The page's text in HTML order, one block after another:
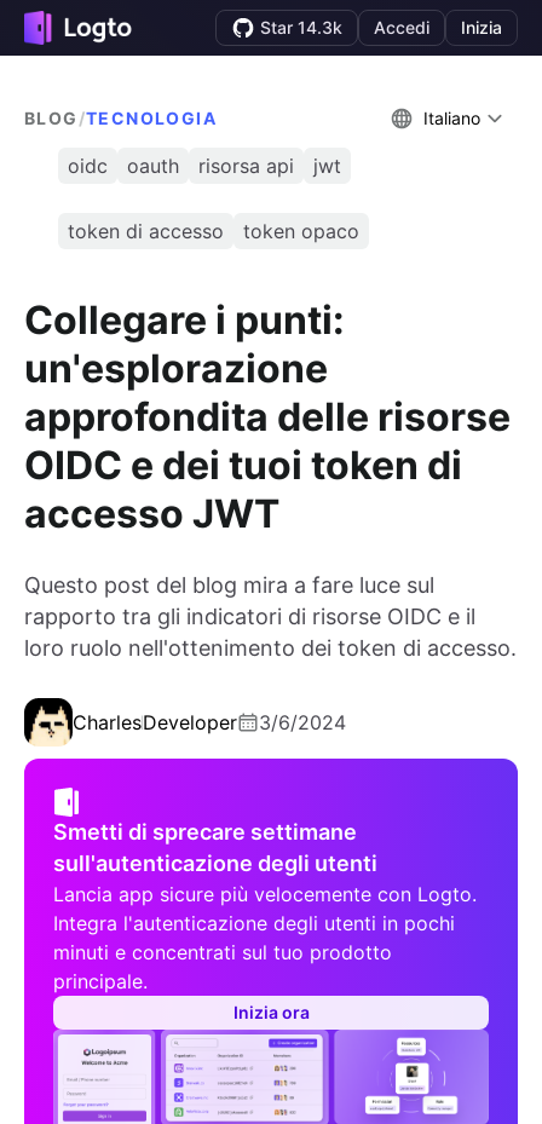
Star 14.3k Accedi Inizia
BLOG /TECNOLOGIA Italiano
oidc oauth risorsa api jwt
token di accesso token opaco
Collegare i punti:
un'esplorazione
approfondita delle risorse
OIDC e dei tuoi token di
accesso JWT
Questo post del blog mira a fare luce sul
rapporto tra gli indicatori di risorse OIDC e il
loro ruolo nell'ottenimento dei token di accesso.
CharlesDeveloper 3/6/2024
Smetti di sprecare settimane
sull'autenticazione degli utenti
Lancia app sicure più velocemente con Logto.
Integra l'autenticazione degli utenti in pochi
minuti e concentrati sul tuo prodotto
principale.
Inizia ora